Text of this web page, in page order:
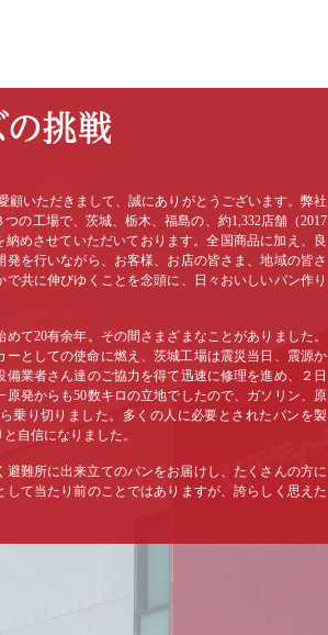
いただきまして、誠にありがとうございます。弊社
の工場で、茨城、栃木、福島の、約1,332店舗（2017
めさせていただいております。全国商品に加え、良
を行いながら、お客様、お店の皆さま、地域の皆さ
共に伸びゆくことを念頭に、日々おいしいパン作り
て20有余年。その間さまざまなことがありました。
ーとしての使命に燃え、茨城工場は震災当日、震源か
業者さん達のご協力を得て迅速に修理を進め、２日
発からも50数キロの立地でしたので、ガソリン、原
乗り切りました。多くの人に必要とされたパンを製
自信になりました。
難所に出来立てのパンをお届けし、たくさんの方に
て当たり前のことではありますが、誇らしく思えた
それでも弊社の最もシンプルなテーマから目をそら
しい製造現場・就業環境」「省エネルギー」など今
を実現しています。